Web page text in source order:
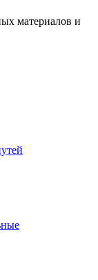
материалов и